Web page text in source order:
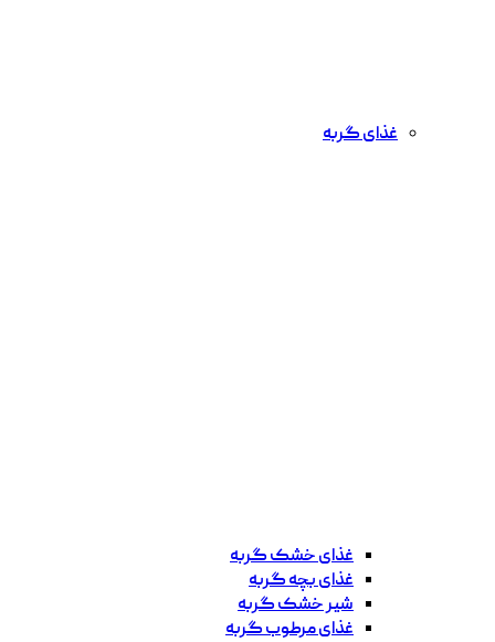
غذای گربه
غذای خشک گربه
غذای بچه گربه
شیر خشک گربه
غذای مرطوب گربه